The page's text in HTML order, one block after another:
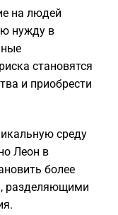
на людей
нужду в
становятся
и приобрести
среду
Леон в
более
разделяющими